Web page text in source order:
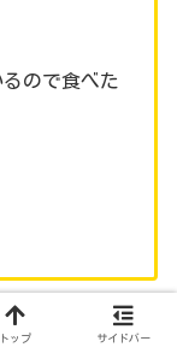
ので食べた
調理の手間はか
トップ サイドバー